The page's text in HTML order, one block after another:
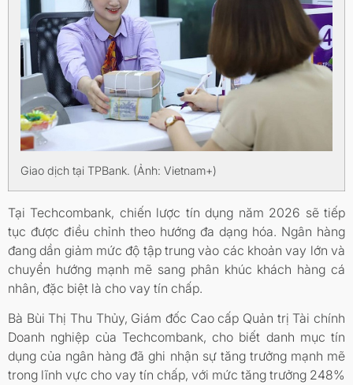
Giao dịch tại TPBank. (Ảnh: Vietnam+)
Tại Techcombank, chiến lược tín dụng năm 2026 sẽ tiếp
tục được điều chỉnh theo hướng đa dạng hóa. Ngân hàng
đang dần giảm mức độ tập trung vào các khoản vay lớn và
chuyển hướng mạnh mẽ sang phân khúc khách hàng cá
nhân, đặc biệt là cho vay tín chấp.
Bà Bùi Thị Thu Thủy, Giám đốc Cao cấp Quản trị Tài chính
Doanh nghiệp của Techcombank, cho biết danh mục tín
dụng của ngân hàng đã ghi nhận sự tăng trưởng mạnh mẽ
trong lĩnh vực cho vay tín chấp, với mức tăng trưởng 248%